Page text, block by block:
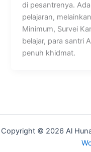
di pesantrenya.
pelajaran,
Minimum, Survei
belajar, para santri
penuh khidmat.
Copyright © 2026 Al